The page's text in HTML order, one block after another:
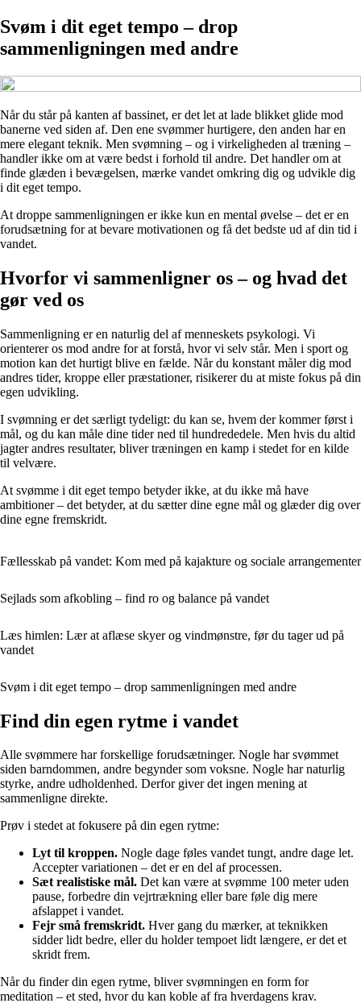
Svøm i dit eget tempo – drop
sammenligningen med andre
Når du står på kanten af bassinet, er det let at lade blikket glide mod
banerne ved siden af. Den ene svømmer hurtigere, den anden har en
mere elegant teknik. Men svømning – og i virkeligheden al træning –
handler ikke om at være bedst i forhold til andre. Det handler om at
finde glæden i bevægelsen, mærke vandet omkring dig og udvikle dig
i dit eget tempo.
At droppe sammenligningen er ikke kun en mental øvelse – det er en
forudsætning for at bevare motivationen og få det bedste ud af din tid i
vandet.
Hvorfor vi sammenligner os – og hvad det
gør ved os
Sammenligning er en naturlig del af menneskets psykologi. Vi
orienterer os mod andre for at forstå, hvor vi selv står. Men i sport og
motion kan det hurtigt blive en fælde. Når du konstant måler dig mod
andres tider, kroppe eller præstationer, risikerer du at miste fokus på din
egen udvikling.
I svømning er det særligt tydeligt: du kan se, hvem der kommer først i
mål, og du kan måle dine tider ned til hundrededele. Men hvis du altid
jagter andres resultater, bliver træningen en kamp i stedet for en kilde
til velvære.
At svømme i dit eget tempo betyder ikke, at du ikke må have
ambitioner – det betyder, at du sætter dine egne mål og glæder dig over
dine egne fremskridt.
Fællesskab på vandet: Kom med på kajakture og sociale arrangementer
Sejlads som afkobling – find ro og balance på vandet
Læs himlen: Lær at aflæse skyer og vindmønstre, før du tager ud på
vandet
Svøm i dit eget tempo – drop sammenligningen med andre
Find din egen rytme i vandet
Alle svømmere har forskellige forudsætninger. Nogle har svømmet
siden barndommen, andre begynder som voksne. Nogle har naturlig
styrke, andre udholdenhed. Derfor giver det ingen mening at
sammenligne direkte.
Prøv i stedet at fokusere på din egen rytme:
Lyt til kroppen. Nogle dage føles vandet tungt, andre dage let.
Accepter variationen – det er en del af processen.
Sæt realistiske mål. Det kan være at svømme 100 meter uden
pause, forbedre din vejrtrækning eller bare føle dig mere
afslappet i vandet.
Fejr små fremskridt. Hver gang du mærker, at teknikken
sidder lidt bedre, eller du holder tempoet lidt længere, er det et
skridt frem.
Når du finder din egen rytme, bliver svømningen en form for
meditation – et sted, hvor du kan koble af fra hverdagens krav.